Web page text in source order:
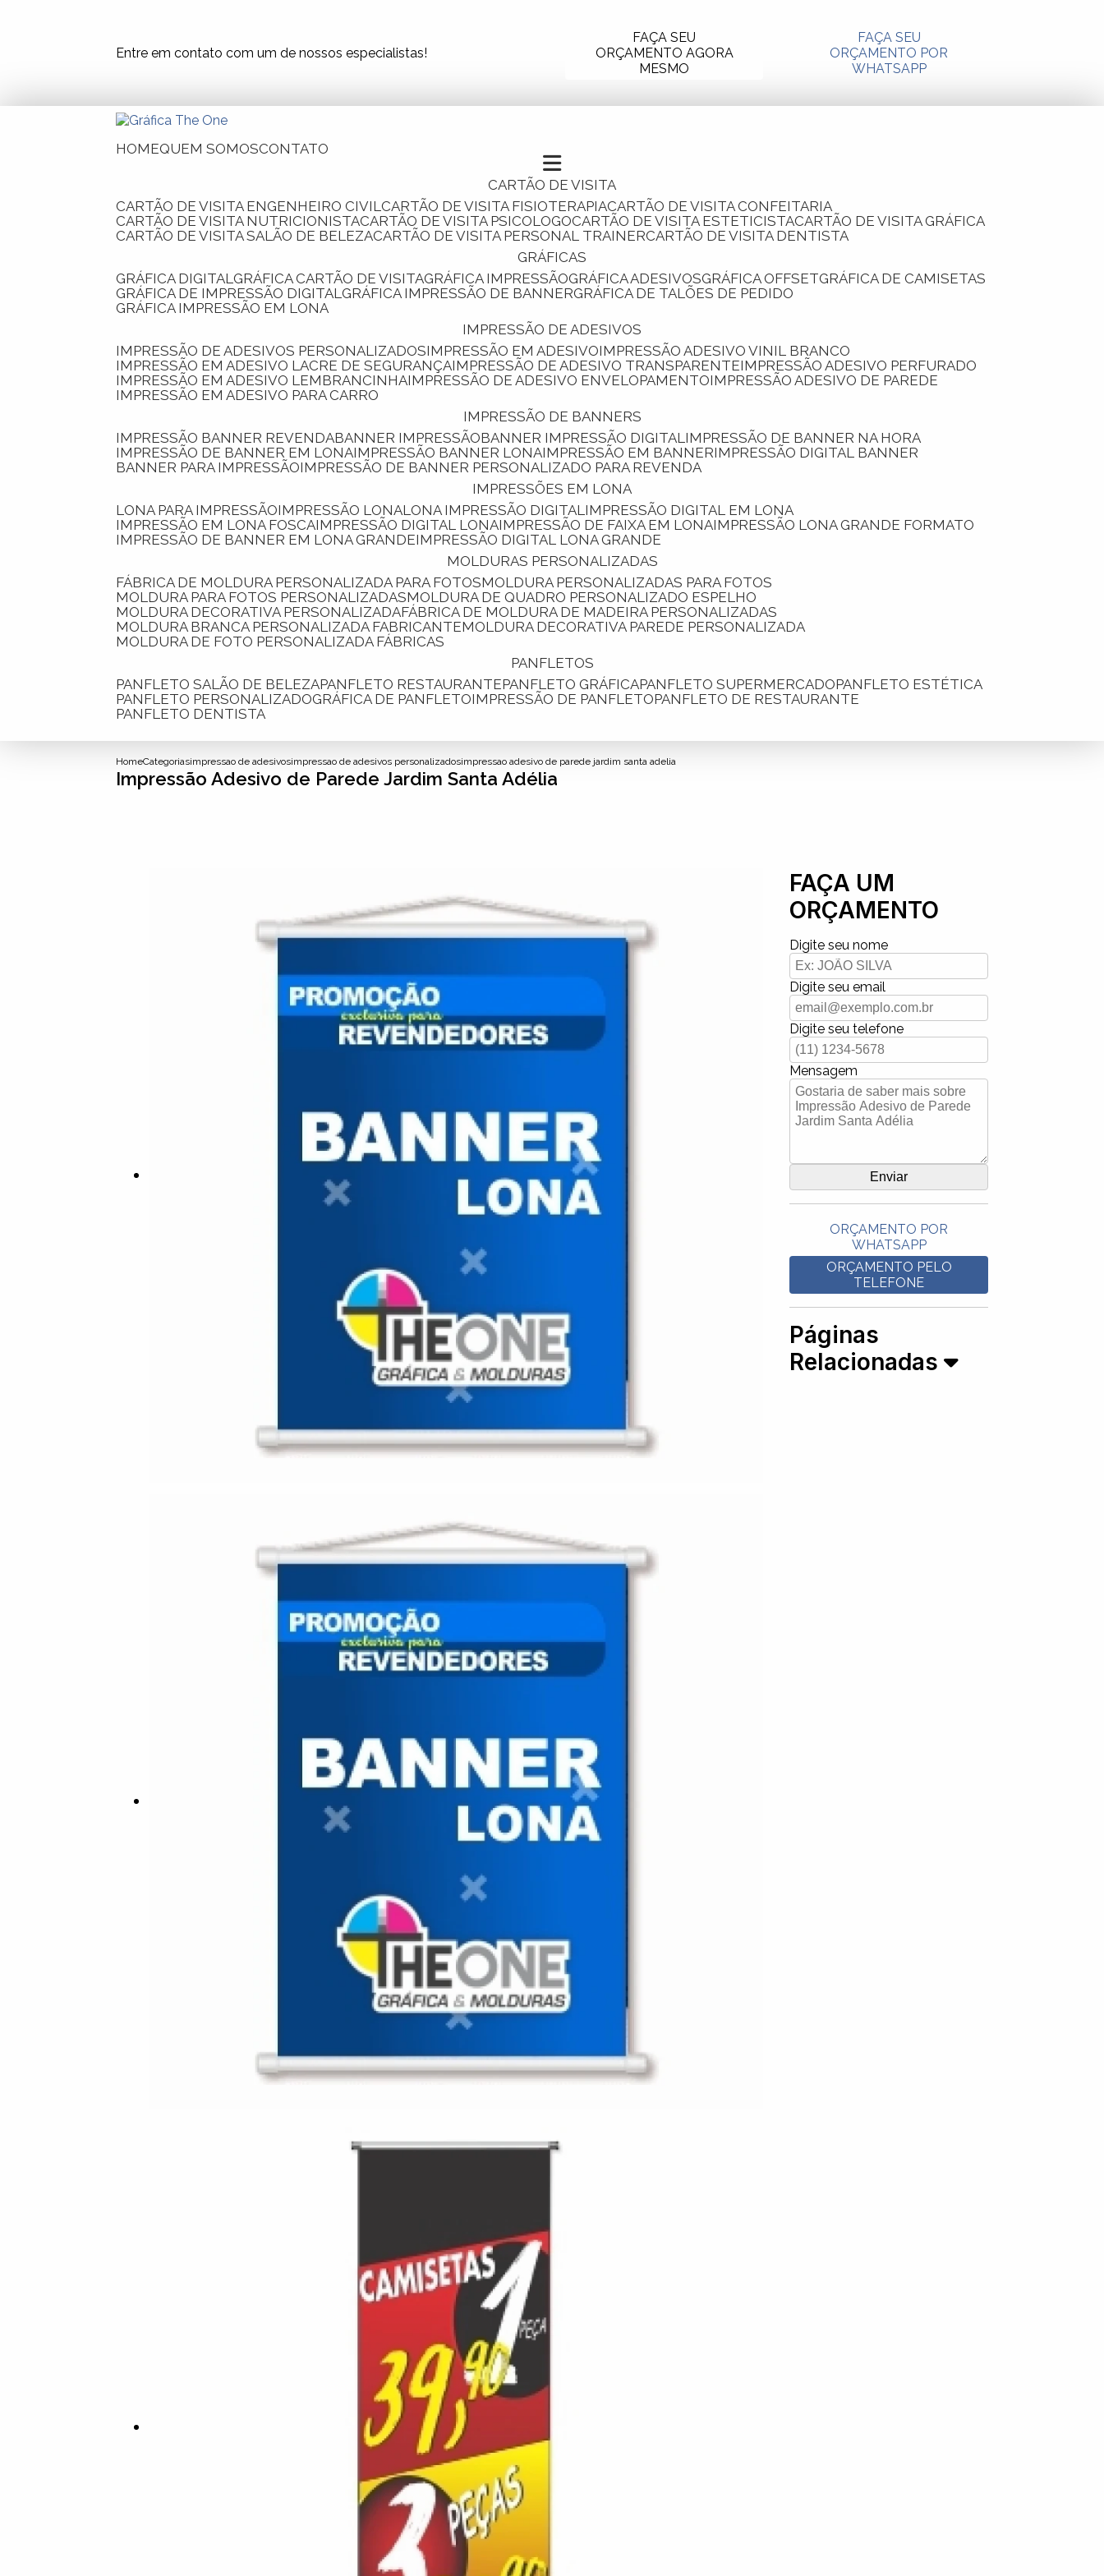
Entre em contato com um de nossos especialistas!
FAÇA SEU
ORÇAMENTO AGORA
MESMO
FAÇA SEU
ORÇAMENTO POR
WHATSAPP
HOME QUEM SOMOS CONTATO
CARTÃO DE VISITA
CARTÃO DE VISITA ENGENHEIRO CIVIL CARTÃO DE VISITA FISIOTERAPIA CARTÃO DE VISITA CONFEITARIA
CARTÃO DE VISITA NUTRICIONISTA CARTÃO DE VISITA PSICOLOGO CARTÃO DE VISITA ESTETICISTA CARTÃO DE VISITA GRÁFICA
CARTÃO DE VISITA SALÃO DE BELEZA CARTÃO DE VISITA PERSONAL TRAINER CARTÃO DE VISITA DENTISTA
GRÁFICAS
GRÁFICA DIGITAL
GRÁFICA CARTÃO DE VISITA GRÁFICA IMPRESSÃO GRÁFICA ADESIVOS GRÁFICA OFFSET
GRÁFICA DE CAMISETAS
GRÁFICA DE IMPRESSÃO DIGITAL
GRÁFICA IMPRESSÃO DE BANNER
GRÁFICA DE TALÕES DE PEDIDO
GRÁFICA IMPRESSÃO EM LONA
IMPRESSÃO DE ADESIVOS
IMPRESSÃO DE ADESIVOS PERSONALIZADOS IMPRESSÃO EM ADESIVO IMPRESSÃO ADESIVO VINIL BRANCO
IMPRESSÃO EM ADESIVO LACRE DE SEGURANÇA IMPRESSÃO DE ADESIVO TRANSPARENTE IMPRESSÃO ADESIVO PERFURADO
IMPRESSÃO EM ADESIVO LEMBRANCINHA IMPRESSÃO DE ADESIVO ENVELOPAMENTO IMPRESSÃO ADESIVO DE PAREDE
IMPRESSÃO EM ADESIVO PARA CARRO
IMPRESSÃO DE BANNERS
IMPRESSÃO BANNER REVENDA
BANNER IMPRESSÃO BANNER IMPRESSÃO DIGITAL IMPRESSÃO DE BANNER NA HORA
IMPRESSÃO DE BANNER EM LONA IMPRESSÃO BANNER LONA IMPRESSÃO EM BANNER IMPRESSÃO DIGITAL BANNER
BANNER PARA IMPRESSÃO IMPRESSÃO DE BANNER PERSONALIZADO PARA REVENDA
IMPRESSÕES EM LONA
LONA PARA IMPRESSÃO IMPRESSÃO LONA LONA IMPRESSÃO DIGITAL IMPRESSÃO DIGITAL EM LONA
IMPRESSÃO EM LONA FOSCA IMPRESSÃO DIGITAL LONA IMPRESSÃO DE FAIXA EM LONA IMPRESSÃO LONA GRANDE FORMATO
IMPRESSÃO DE BANNER EM LONA GRANDE IMPRESSÃO DIGITAL LONA GRANDE
MOLDURAS PERSONALIZADAS
FÁBRICA DE MOLDURA PERSONALIZADA PARA FOTOS
MOLDURA PERSONALIZADAS PARA FOTOS
MOLDURA PARA FOTOS PERSONALIZADAS
MOLDURA DE QUADRO PERSONALIZADO ESPELHO
MOLDURA DECORATIVA PERSONALIZADA FÁBRICA DE MOLDURA DE MADEIRA PERSONALIZADAS
MOLDURA BRANCA PERSONALIZADA FABRICANTE
MOLDURA DECORATIVA PAREDE PERSONALIZADA
MOLDURA DE FOTO PERSONALIZADA FÁBRICAS
PANFLETOS
PANFLETO SALÃO DE BELEZA PANFLETO RESTAURANTE PANFLETO GRÁFICA PANFLETO SUPERMERCADO PANFLETO ESTÉTICA
PANFLETO PERSONALIZADO
GRÁFICA DE PANFLETO IMPRESSÃO DE PANFLETO PANFLETO DE RESTAURANTE
PANFLETO DENTISTA
HomeCategoriasimpressao de adesivosimpressao de adesivos personalizadosimpressao adesivo de parede jardim santa adelia
Impressão Adesivo de Parede Jardim Santa Adélia
FAÇA UM
ORÇAMENTO
Digite seu nome
Digite seu email
Digite seu telefone
Mensagem
ORÇAMENTO POR
WHATSAPP
ORÇAMENTO PELO
TELEFONE
Páginas
Relacionadas